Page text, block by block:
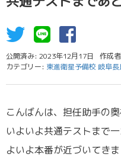
公開済み: 2023年12月17日 作成
カテゴリー: 東進衛星予備校 岐阜
こんばんは、担任助手の奥
いよいよ共通テストまで
よいよ本番が近づいてき